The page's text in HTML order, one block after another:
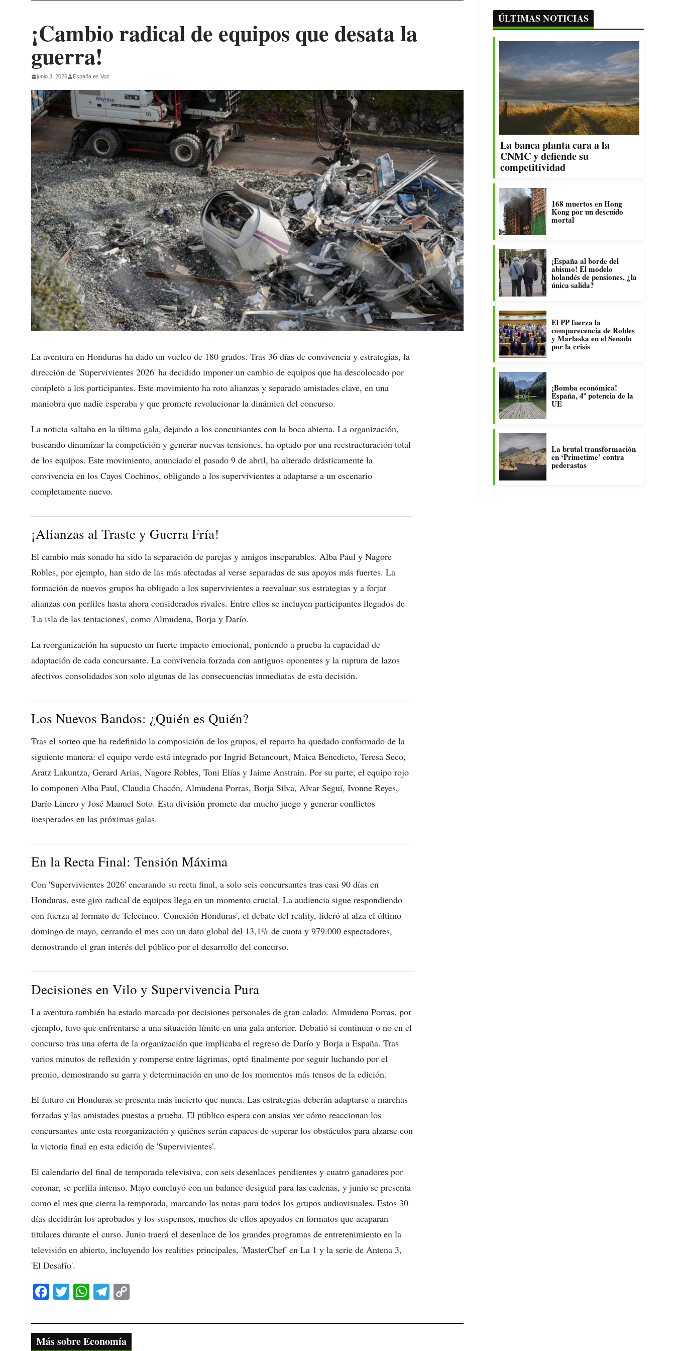
¡Cambio radical de equipos que desata la
guerra!
junio 3, 2026 España es Voz
La aventura en Honduras ha dado un vuelco de 180 grados. Tras 36 días de convivencia y estrategias, la
dirección de 'Supervivientes 2026' ha decidido imponer un cambio de equipos que ha descolocado por
completo a los participantes. Este movimiento ha roto alianzas y separado amistades clave, en una
maniobra que nadie esperaba y que promete revolucionar la dinámica del concurso.
La noticia saltaba en la última gala, dejando a los concursantes con la boca abierta. La organización,
buscando dinamizar la competición y generar nuevas tensiones, ha optado por una reestructuración total
de los equipos. Este movimiento, anunciado el pasado 9 de abril, ha alterado drásticamente la
convivencia en los Cayos Cochinos, obligando a los supervivientes a adaptarse a un escenario
completamente nuevo.
¡Alianzas al Traste y Guerra Fría!
El cambio más sonado ha sido la separación de parejas y amigos inseparables. Alba Paul y Nagore
Robles, por ejemplo, han sido de las más afectadas al verse separadas de sus apoyos más fuertes. La
formación de nuevos grupos ha obligado a los supervivientes a reevaluar sus estrategias y a forjar
alianzas con perfiles hasta ahora considerados rivales. Entre ellos se incluyen participantes llegados de
'La isla de las tentaciones', como Almudena, Borja y Darío.
La reorganización ha supuesto un fuerte impacto emocional, poniendo a prueba la capacidad de
adaptación de cada concursante. La convivencia forzada con antiguos oponentes y la ruptura de lazos
afectivos consolidados son solo algunas de las consecuencias inmediatas de esta decisión.
Los Nuevos Bandos: ¿Quién es Quién?
Tras el sorteo que ha redefinido la composición de los grupos, el reparto ha quedado conformado de la
siguiente manera: el equipo verde está integrado por Ingrid Betancourt, Maica Benedicto, Teresa Seco,
Aratz Lakuntza, Gerard Arias, Nagore Robles, Toni Elías y Jaime Anstrain. Por su parte, el equipo rojo
lo componen Alba Paul, Claudia Chacón, Almudena Porras, Borja Silva, Alvar Seguí, Ivonne Reyes,
Darío Linero y José Manuel Soto. Esta división promete dar mucho juego y generar conflictos
inesperados en las próximas galas.
En la Recta Final: Tensión Máxima
Con 'Supervivientes 2026' encarando su recta final, a solo seis concursantes tras casi 90 días en
Honduras, este giro radical de equipos llega en un momento crucial. La audiencia sigue respondiendo
con fuerza al formato de Telecinco. 'Conexión Honduras', el debate del reality, lideró al alza el último
domingo de mayo, cerrando el mes con un dato global del 13,1% de cuota y 979.000 espectadores,
demostrando el gran interés del público por el desarrollo del concurso.
Decisiones en Vilo y Supervivencia Pura
La aventura también ha estado marcada por decisiones personales de gran calado. Almudena Porras, por
ejemplo, tuvo que enfrentarse a una situación límite en una gala anterior. Debatió si continuar o no en el
concurso tras una oferta de la organización que implicaba el regreso de Darío y Borja a España. Tras
varios minutos de reflexión y romperse entre lágrimas, optó finalmente por seguir luchando por el
premio, demostrando su garra y determinación en uno de los momentos más tensos de la edición.
El futuro en Honduras se presenta más incierto que nunca. Las estrategias deberán adaptarse a marchas
forzadas y las amistades puestas a prueba. El público espera con ansias ver cómo reaccionan los
concursantes ante esta reorganización y quiénes serán capaces de superar los obstáculos para alzarse con
la victoria final en esta edición de 'Supervivientes'.
El calendario del final de temporada televisiva, con seis desenlaces pendientes y cuatro ganadores por
coronar, se perfila intenso. Mayo concluyó con un balance desigual para las cadenas, y junio se presenta
como el mes que cierra la temporada, marcando las notas para todos los grupos audiovisuales. Estos 30
días decidirán los aprobados y los suspensos, muchos de ellos apoyados en formatos que acaparan
titulares durante el curso. Junio traerá el desenlace de los grandes programas de entretenimiento en la
televisión en abierto, incluyendo los realities principales, 'MasterChef' en La 1 y la serie de Antena 3,
'El Desafío'.
Fa
ce
bo
ok
T
wi
tte
r
W
ha
ts
A
Te
le
gr
a
y
Li
Más sobre Economía
ÚLTIMAS NOTICIAS
La banca planta cara a la
CNMC y defiende su
competitividad
168 muertos en Hong
Kong por un descuido
mortal
¡España al borde del
abismo! El modelo
holandés de pensiones, ¿la
única salida?
El PP fuerza la
comparecencia de Robles
y Marlaska en el Senado
por la crisis
¡Bomba económica!
España, 4ª potencia de la
UE
La brutal transformación
en ‘Primetime’ contra
pederastas